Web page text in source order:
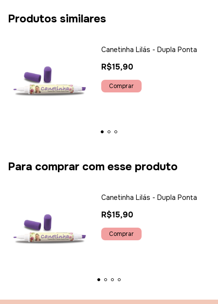
Produtos similares
Canetinha Lilás - Dupla Ponta
R$15,90
Para comprar com esse produto
Canetinha Lilás - Dupla Ponta
R$15,90